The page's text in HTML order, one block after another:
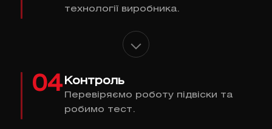
технології виробника.
04 Контроль
Перевіряємо роботу підвіски та
робимо тест.